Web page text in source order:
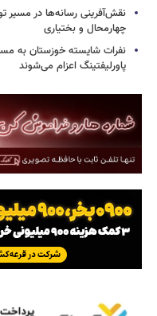
نقش‌آفرینی رسانه‌ها در مسیر
چهارمحال و بختیاری
نفرات شایسته خوزستان به
پاورلیفتینگ اعزام می‌شوند